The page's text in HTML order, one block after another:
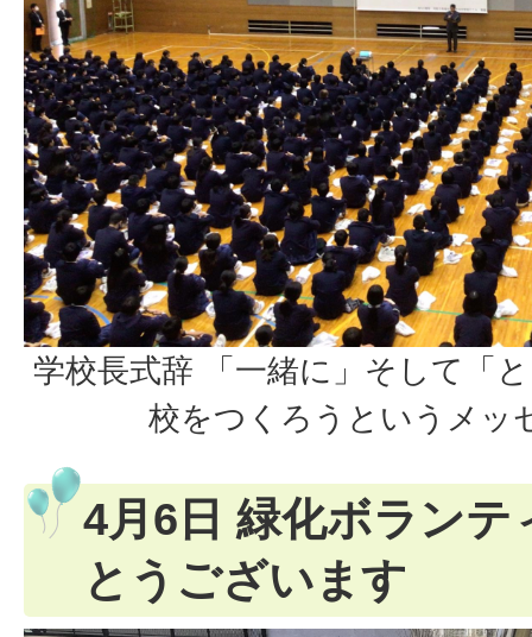
学校長式辞 「一緒に」そして「
校をつくろうというメッ
4月6日 緑化ボランテ
とうございます